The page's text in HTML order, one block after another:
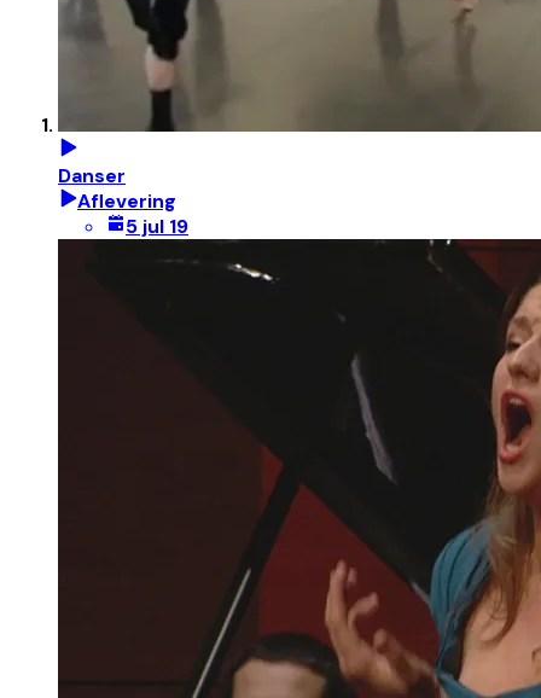
Danser
Aflevering
5 jul 19